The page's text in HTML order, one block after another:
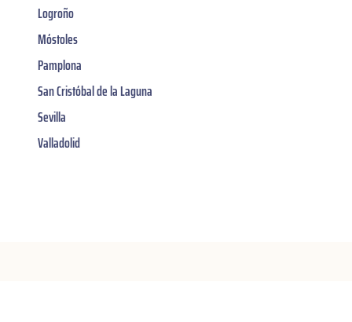
Logroño
Móstoles
Pamplona
San Cristóbal de la Laguna
Sevilla
Valladolid